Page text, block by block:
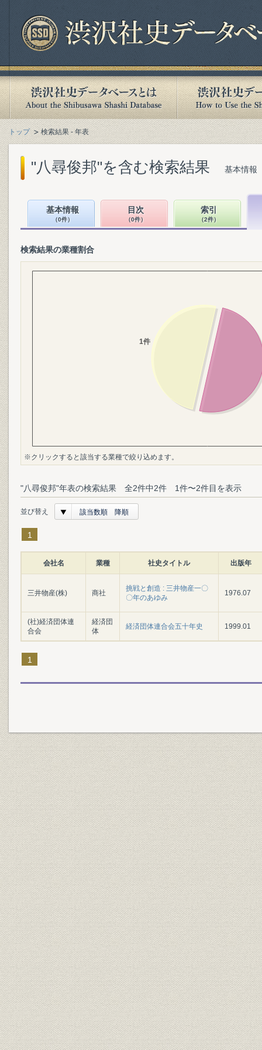
トップ 検索結果 - 年表
"八尋俊邦"を含む検索結果 基本情報
基本情報
（0件）
目次
（0件）
索引
（2件）
検索結果の業種割合
※クリックすると該当する業種で絞り込めます。
"八尋俊邦"年表の検索結果 全2件中2件 1件〜2件目を表示
並び替え 該当数順 降順
1
会社名 業種 社史タイトル 出版年
三井物産(株) 商社
挑戦と創造 : 三井物産一〇
〇年のあゆみ
1976.07
(社)経済団体連
合会
経済団
体
経済団体連合会五十年史 1999.01
1